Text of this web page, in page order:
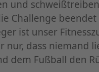
und
Challenge
ist unser
nur, dass niemand
dem Fußball den